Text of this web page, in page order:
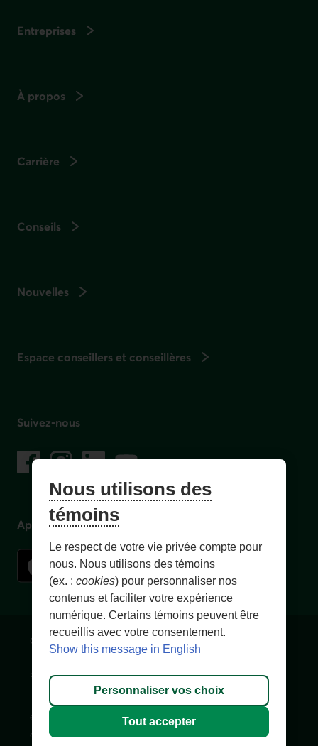
Entreprises
À propos
Carrière
Conseils
Nouvelles
Espace conseillers et conseillères
Suivez-nous
Facebook
– Lien externe au site. Cet hyperlien s'ouvrira dans une
Instagram
– Lien externe au site. Cet hyperlien s'ouvrira dans
LinkedIn
– Lien externe au site. Cet hyperlien
YouTube
– Lien externe au site. Cet hyperlien
Application mobile
Conditions d'utilisation et notes légales
Personnaliser les témoins Accessibilité Plan du site
© 1996-
, Fédération des caisses Desjardins du Québec. Tous
droits réservés.
Nous utilisons des
témoins
Le respect de votre vie privée compte pour
nous. Nous utilisons des témoins
(ex. : cookies) pour personnaliser nos
contenus et faciliter votre expérience
numérique. Certains témoins peuvent être
recueillis avec votre consentement.
Show this message in English
Personnaliser vos choix
Tout accepter